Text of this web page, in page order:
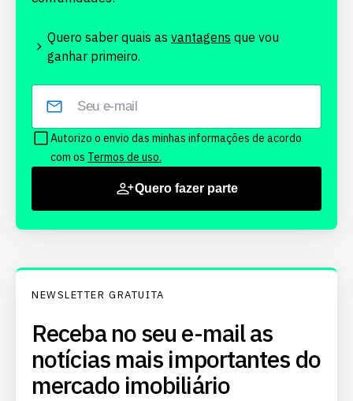
Quero saber quais as vantagens que vou
ganhar primeiro.
Autorizo o envio das minhas informações de acordo
com os Termos de uso.
Quero fazer parte
NEWSLETTER GRATUITA
Receba no seu e-mail as
notícias mais importantes do
mercado imobiliário